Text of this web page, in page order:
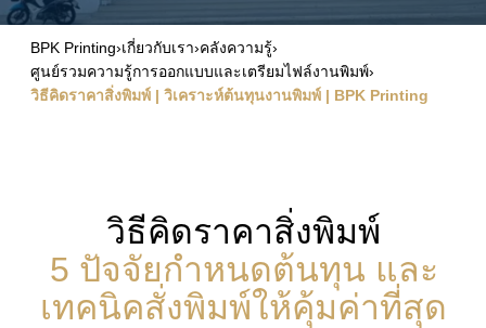
BPK Printing›เกี่ยวกับเรา›คลังความรู้›
ศูนย์รวมความรู้การออกแบบและเตรียมไฟล์งานพิมพ์›
วิธีคิดราคาสิ่งพิมพ์ | วิเคราะห์ต้นทุนงานพิมพ์ | BPK Printing
วิธีคิดราคาสิ่งพิมพ์
5 ปัจจัยกำหนดต้นทุน และ
เทคนิคสั่งพิมพ์ให้คุ้มค่าที่สุด